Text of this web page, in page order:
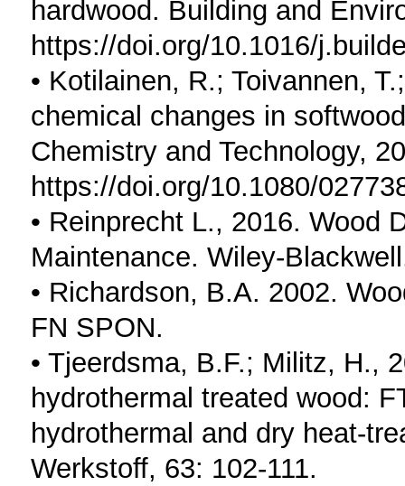
hardwood. Building and
https://doi.org/10.1016/
• Kotilainen, R.; Toivannen,
chemical changes in
Chemistry and Technology,
https://doi.org/10.1080/
• Reinprecht L., 2016. Wood
Maintenance. Wiley-
• Richardson, B.A. 2002.
FN SPON.
• Tjeerdsma, B.F.; Militz, H.,
hydrothermal treated wood:
hydrothermal and dry heat-
Werkstoff, 63: 102-111.